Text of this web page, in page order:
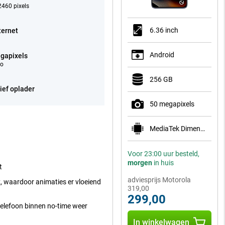
pixels
oplader
waardoor animaties er vloeiend
binnen no-time weer
6.36 inch
Android
256 GB
50 megapixels
MediaTek Dimensity 7400
Voor 23:00 uur besteld,
morgen in huis
319,00
adviesprijs Motorola
299,00
In winkelwagen